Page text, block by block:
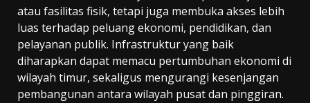
atau fasilitas fisik, tetapi juga membuka akses lebih
luas terhadap peluang ekonomi, pendidikan, dan
pelayanan publik. Infrastruktur yang baik
diharapkan dapat memacu pertumbuhan ekonomi di
wilayah timur, sekaligus mengurangi kesenjangan
pembangunan antara wilayah pusat dan pinggiran.